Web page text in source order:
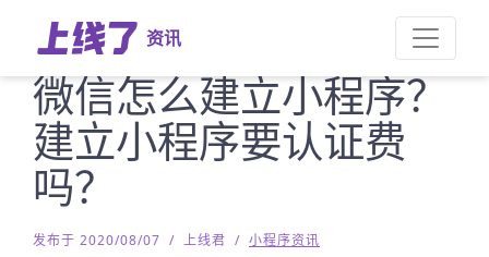
资讯
微信怎么建立小程序？
建立小程序要认证费
吗？
发布于 2020/08/07 / 上线君 / 小程序资讯